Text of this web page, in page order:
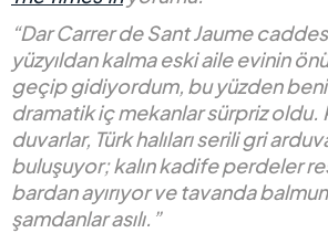
“Dar Carrer de Sant Jaume
yüzyıldan kalma eski aile evinin
geçip gidiyordum, bu yüzden beni
dramatik iç mekanlar sürpriz oldu.
duvarlar, Türk halıları serili gri
buluşuyor; kalın kadife perdeler
bardan ayırıyor ve tavanda
şamdanlar asılı.”